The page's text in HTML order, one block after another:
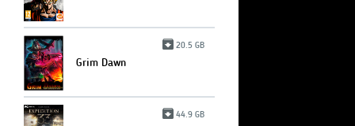
20.5 GB
Grim Dawn
44.9 GB